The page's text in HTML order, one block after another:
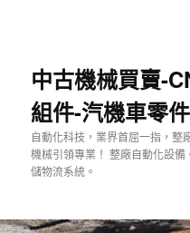
中古機械買賣-
組件-汽機車零件
自動化科技，業界首屈一指，
機械引領專業！ 整廠自動化設
儲物流系統。